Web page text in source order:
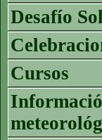
Desafío
Cursos